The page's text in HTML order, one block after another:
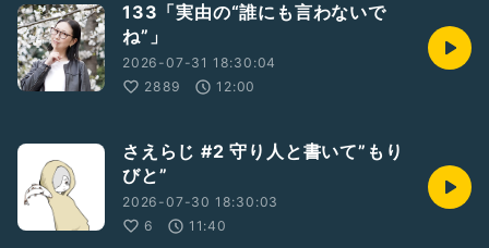
133「実由の“誰にも言わないで
ね”」
2026-07-31 18:30:04
2889
12:00
さえらじ #2 守り人と書いて”もり
びと”
2026-07-30 18:30:03
6
11:40